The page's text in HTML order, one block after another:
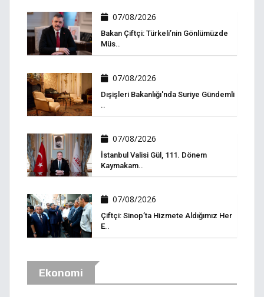
07/08/2026
Bakan Çiftçi: Türkeli’nin Gönlümüzde
Müs..
07/08/2026
Dışişleri Bakanlığı'nda Suriye Gündemli
..
07/08/2026
İstanbul Valisi Gül, 111. Dönem
Kaymakam..
07/08/2026
Çiftçi: Sinop’ta Hizmete Aldığımız Her
E..
Ekonomi